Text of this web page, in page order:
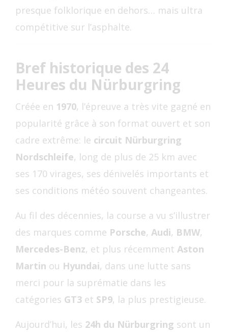
presque folklorique en dehors… mais ultra
compétitive sur l’asphalte.
Bref historique des 24
Heures du Nürburgring
Créée en 1970, l’épreuve a très vite gagné en
popularité grâce à son format ouvert et son
cadre extrême: le circuit Nürburgring
Nordschleife, long de plus de 25 km avec
ses 170 virages, ses dénivelés importants et
ses conditions météo souvent changeantes.
Au fil des décennies, la course a vu s’illustrer
des marques comme Porsche, Audi, BMW,
Mercedes-Benz, et plus récemment Aston
Martin ou Hyundai, dans une lutte sans
merci pour la suprématie dans les
catégories GT3 et SP9, la plus prestigieuse.
Aujourd’hui, les 24h du Nürburgring sont un